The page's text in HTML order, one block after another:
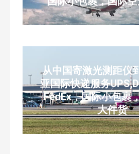
从中国寄激光测距仪
亚国际快递服务
FedEx，国际小包裹
大件货